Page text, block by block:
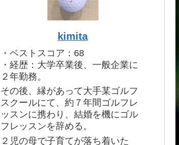
kimita
・ベストスコア：68
・経歴：大学卒業後、一般企業に
２年勤務。
その後、縁があって大手某ゴルフ
スクールにて、約７年間ゴルフレ
ッスンに携わり、結婚を機にゴル
フレッスンを辞める。
２児の母で子育てが落ち着いた